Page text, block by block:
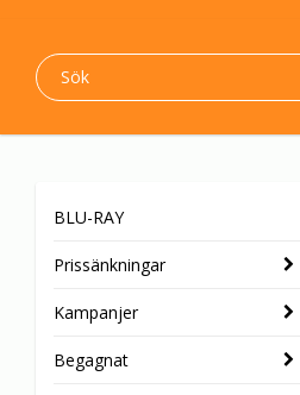
BLU-RAY
Prissänkningar
Kampanjer
Begagnat